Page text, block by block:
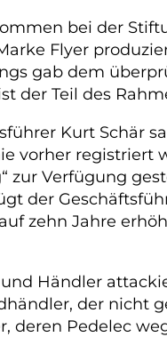
bei der
Flyer
gab dem
der Teil des
Kurt Schär
vorher registriert
zur Verfügung
der
zehn Jahre
Händler
der nicht
deren Pedelec